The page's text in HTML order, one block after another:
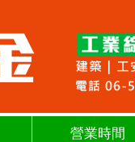
營業時間